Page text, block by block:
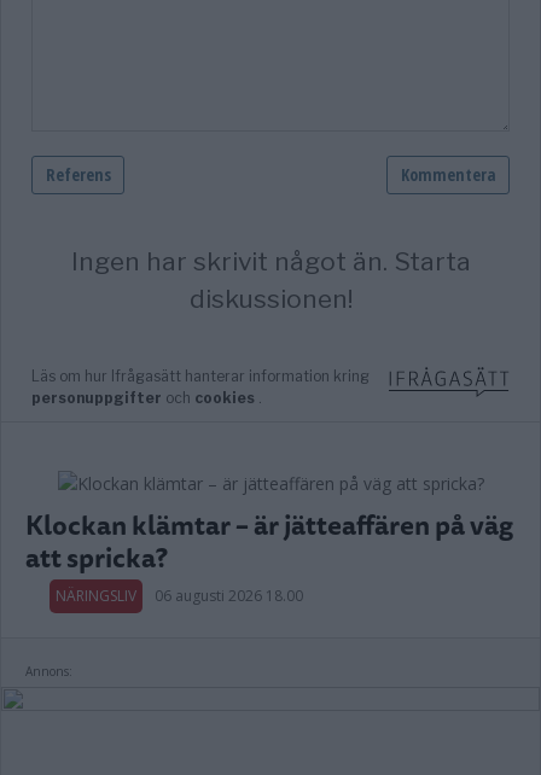
Klockan klämtar – är jätteaffären på väg
att spricka?
NÄRINGSLIV 06 augusti 2026 18.00
Annons: